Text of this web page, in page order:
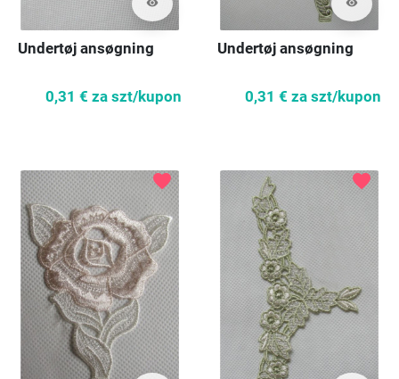
visibility
Undertøj ansøgning
0,31 € za szt/kupon
visibility
Undertøj ansøgning
0,31 € za szt/kupon
favorite favorite